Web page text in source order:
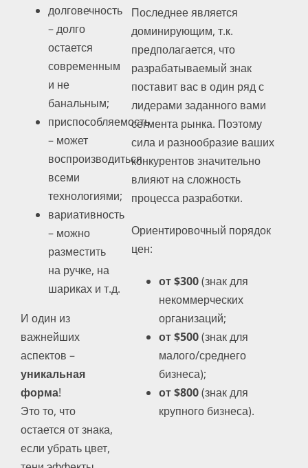
долговечность
– долго
остается
современным
и не
банальным;
приспособляемость
– может
воспроизводиться
всеми
технологиями;
вариативность
– можно
разместить
на ручке, на
шариках и т.д.
И один из
важнейших
аспектов –
уникальная
форма!
Это то, что
остается от знака,
если убрать цвет,
Последнее является
доминирующим, т.к.
предполагается, что
разрабатываемый знак
поставит вас в один ряд с
лидерами заданного вами
сегмента рынка. Поэтому
сила и разнообразие ваших
конкурентов значительно
влияют на сложность
процесса разработки.
Ориентировочный порядок
цен:
от $300(знак для
некоммерческих
организаций;
от $500(знак для
малого/среднего
бизнеса);
от $800(знак для
крупного бизнеса).